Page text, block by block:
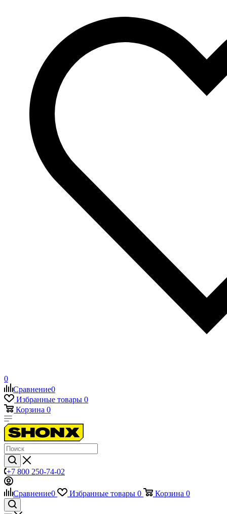
0
Сравнение0
Избранные товары 0
Корзина 0
+7 800 250-74-02
Сравнение0 Избранные товары 0 Корзина 0